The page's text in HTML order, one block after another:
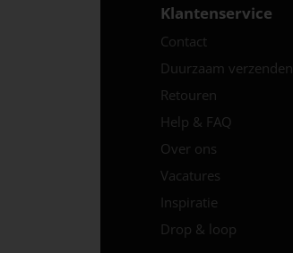
Klantenservice
Contact
Duurzaam verzenden
Retouren
Help & FAQ
Over ons
Vacatures
Inspiratie
Drop & loop